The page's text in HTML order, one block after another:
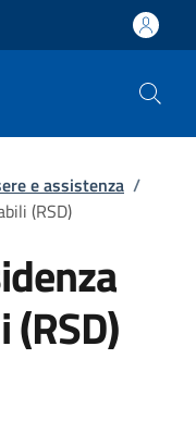
e assistenza /
(RSD)